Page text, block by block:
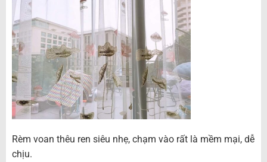
Rèm voan thêu ren siêu nhẹ, chạm vào rất là mềm mại, dễ
chịu.